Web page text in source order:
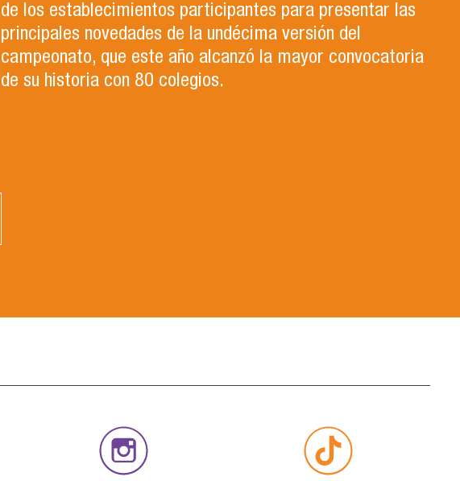
de los establecimientos participantes para presentar las
principales novedades de la undécima versión del
campeonato, que este año alcanzó la mayor convocatoria
de su historia con 80 colegios.